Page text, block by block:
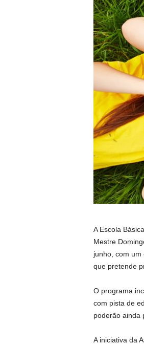
A Escola
Mestre
junho, com um
que pretende
O programa
com pista de
poderão ainda
A iniciativa da